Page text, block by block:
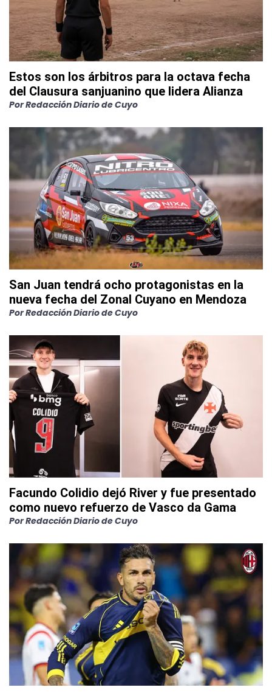
Estos son los árbitros para la octava fecha
del Clausura sanjuanino que lidera Alianza
PorRedacción Diario de Cuyo
San Juan tendrá ocho protagonistas en la
nueva fecha del Zonal Cuyano en Mendoza
PorRedacción Diario de Cuyo
Facundo Colidio dejó River y fue presentado
como nuevo refuerzo de Vasco da Gama
PorRedacción Diario de Cuyo